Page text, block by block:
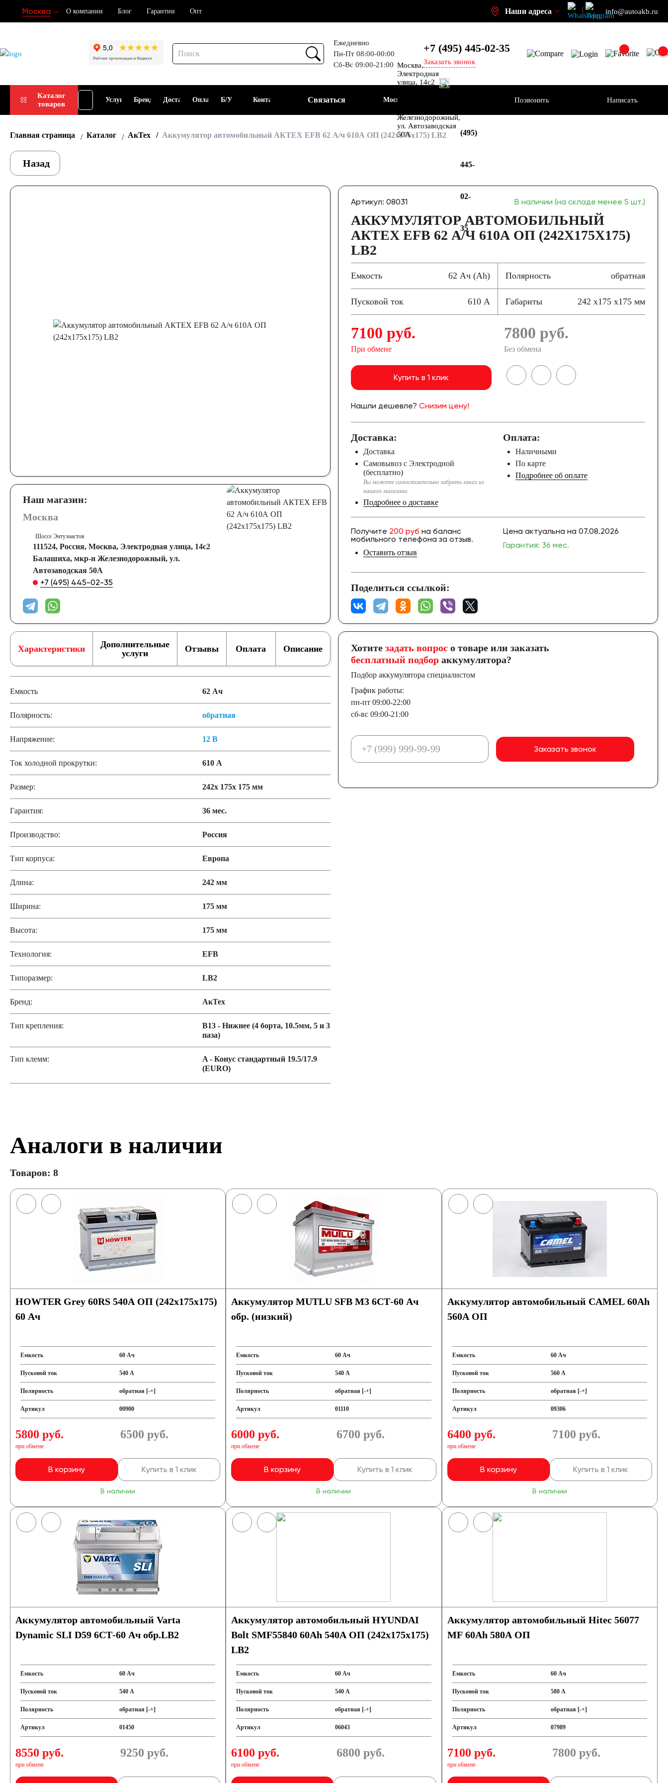
Москва О компании Блог Гарантии Опт Наши адреса info@autoakb.ru
Ежедневно
Пн-Пт 08:00-00:00
Сб-Вс 09:00-21:00
+7 (495)445-02-35
Заказать звонок
Каталог
товаров
Подбор
АКБ
Услуги Бренды ДоставкаОплата Б/У Контакты Связаться Москва
Москва,
Электродная
улица, 14с2
Энтузиастов
Железнодорожный,
ул. Автозаводская
50А
(495)
445-
02-
35
Позвонить Написать
Главная страница Каталог АкТех Аккумулятор автомобильный АКТЕХ EFB 62 А/ч 610А ОП (242x175x175) LB2
Назад
Наш магазин:
Москва
Шоссе Энтузиастов
111524, Россия, Москва, Электродная улица, 14с2
Балашиха, мкр-н Железнодорожный, ул.
Автозаводская 50А
+7 (495) 445-02-35
Артикул: 08031 В наличии (на складе менее 5 шт.)
АККУМУЛЯТОР АВТОМОБИЛЬНЫЙ
АКТЕХ EFB 62 А/Ч 610А ОП (242X175X175)
LB2
Емкость 62 Ач (Ah) Полярность обратная
Пусковой ток 610 А Габариты 242 x175 x175 мм
7100 руб.
При обмене
7800 руб.
Без обмена
Купить в 1 клик
Нашли дешевле? Снизим цену!
Доставка:
Доставка
Самовывоз с Электродной
(бесплатно)
Вы можете самостоятельно забрать заказ из
нашего магазина.
Подробнее о доставке
Оплата:
Наличными
По карте
Подробнее об оплате
Получите 200 руб на баланс
мобильного телефона за отзыв.
Оставить отзыв
Цена актуальна на 07.08.2026
Гарантия: 36 мес.
Поделиться ссылкой:
Характеристики
Дополнительные
услуги
Отзывы Оплата Описание
Емкость 62 Ач
Полярность: обратная
Напряжение: 12 В
Ток холодной прокрутки: 610 А
Размер: 242x 175x 175 мм
Гарантия: 36 мес.
Производство: Россия
Тип корпуса: Европа
Длина: 242 мм
Ширина: 175 мм
Высота: 175 мм
Технология: EFB
Типоразмер: LB2
Бренд: АкТех
Тип крепления:
B13 - Нижнее (4 борта, 10.5мм, 5 и 3
паза)
Тип клемм:
A - Конус стандартный 19.5/17.9
(EURO)
Хотите задать вопросо товаре или заказать
бесплатный подбораккумулятора?
Подбор аккумулятора специалистом
График работы:
пн-пт 09:00-22:00
сб-вс 09:00-21:00
Заказать звонок
Аналоги в наличии
Товаров: 8
HOWTER Grey 60RS 540A ОП (242x175x175)
60 Ач
Емкость 60 Ач
Пусковой ток 540 А
Полярность обратная [-+]
Артикул 00900
5800 руб.
при обмене
6500 руб.
В корзину Купить в 1 клик
В наличии
Аккумулятор MUTLU SFB M3 6СТ-60 Ач
обр. (низкий)
Емкость 60 Ач
Пусковой ток 540 А
Полярность обратная [-+]
Артикул 01110
6000 руб.
при обмене
6700 руб.
В корзину Купить в 1 клик
В наличии
Аккумулятор автомобильный CAMEL 60Ah
560A ОП
Емкость 60 Ач
Пусковой ток 560 А
Полярность обратная [-+]
Артикул 09306
6400 руб.
при обмене
7100 руб.
В корзину Купить в 1 клик
В наличии
Аккумулятор автомобильный Varta
Dynamic SLI D59 6СТ-60 Ач обр.LB2
Емкость 60 Ач
Пусковой ток 540 А
Полярность обратная [-+]
Артикул 01450
8550 руб.
при обмене
9250 руб.
Аккумулятор автомобильный HYUNDAI
Bolt SMF55840 60Ah 540A ОП (242x175x175)
LB2
Емкость 60 Ач
Пусковой ток 540 А
Полярность обратная [-+]
Артикул 06043
6100 руб.
при обмене
6800 руб.
Аккумулятор автомобильный Hitec 56077
MF 60Ah 580A ОП
Емкость 60 Ач
Пусковой ток 580 А
Полярность обратная [-+]
Артикул 07989
7100 руб.
при обмене
7800 руб.